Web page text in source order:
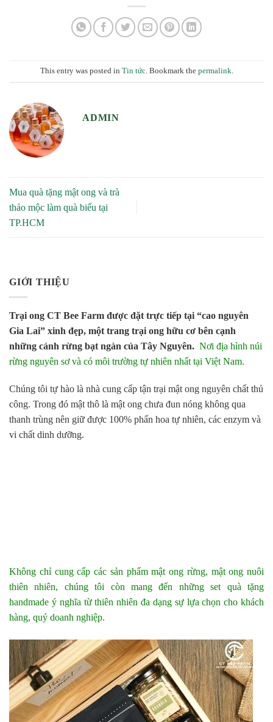
This entry was posted in Tin tức. Bookmark the permalink.
ADMIN
Mua quà tặng mật ong và trà
thảo mộc làm quà biếu tại
TP.HCM
GIỚI THIỆU
Trại ong CT Bee Farm được đặt trực tiếp tại “cao nguyên
Gia Lai” xinh đẹp, một trang trại ong hữu cơ bên cạnh
những cánh rừng bạt ngàn của Tây Nguyên. Nơi địa hình núi
rừng nguyên sơ và có môi trường tự nhiên nhất tại Việt Nam.
Chúng tôi tự hào là nhà cung cấp tận trại mật ong nguyên chất thủ
công. Trong đó mật thô là mật ong chưa đun nóng không qua
thanh trùng nên giữ được 100% phấn hoa tự nhiên, các enzym và
vi chất dinh dưỡng.
Không chỉ cung cấp các sản phẩm mật ong rừng, mật ong nuôi
thiên nhiên, chúng tôi còn mang đến những set quà tặng
handmade ý nghĩa từ thiên nhiên đa dạng sự lựa chọn cho khách
hàng, quý doanh nghiệp.